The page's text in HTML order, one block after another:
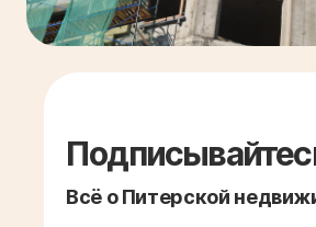
Всё о Питерской